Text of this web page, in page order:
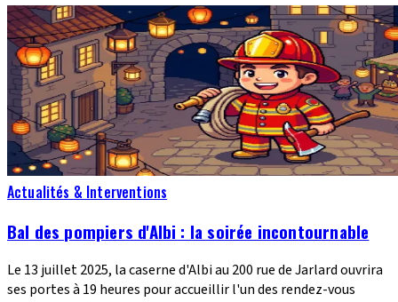
Actualités & Interventions
Bal des pompiers d'Albi : la soirée incontournable
Le 13 juillet 2025, la caserne d'Albi au 200 rue de Jarlard ouvrira
ses portes à 19 heures pour accueillir l'un des rendez-vous